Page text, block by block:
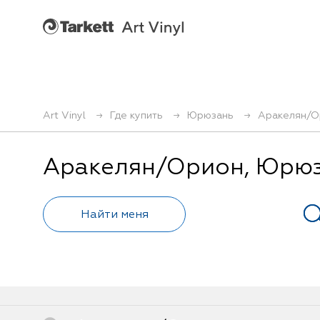
Art Vinyl Где купить Юрюзань Аракелян/
Аракелян/Орион,